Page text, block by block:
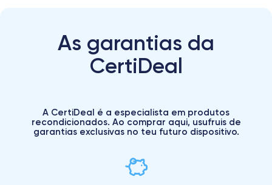
As garantias da
CertiDeal
A CertiDeal é a especialista em produtos
recondicionados. Ao comprar aqui, usufruis de
garantias exclusivas no teu futuro dispositivo.